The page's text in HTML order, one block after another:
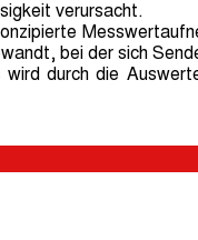
verursacht.
bei der sich
durch die